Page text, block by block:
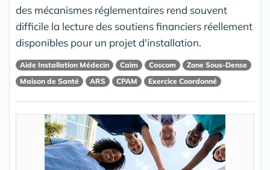
des mécanismes réglementaires rend souvent
difficile la lecture des soutiens financiers réellement
disponibles pour un projet d'installation.
Aide Installation Médecin Caim Coscom
Zone Sous-Dense
Maison de Santé
ARS CPAM Exercice Coordonné